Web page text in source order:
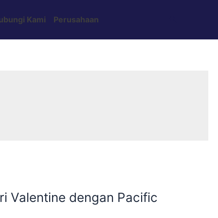
Kami Perusahaan
Valentine dengan Pacific